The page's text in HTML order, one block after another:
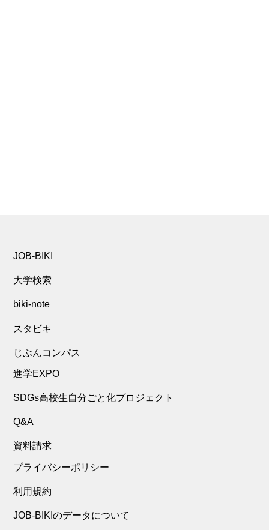
JOB-BIKI
大学検索
biki-note
スタビキ
じぶんコンパス
進学EXPO
SDGs高校生自分ごと化プロジェクト
Q&A
資料請求
プライバシーポリシー
利用規約
JOB-BIKIのデータについて